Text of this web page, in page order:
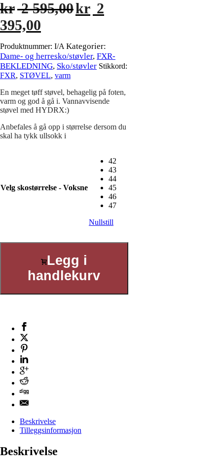
kr2 595,00 Opprinnelig
pris
kr 2
395,00pris
kr 2
395,00.
Produktnummer: I/A Kategorier:
Dame- og herresko/støvler, FXR-
BEKLEDNING, Sko/støvler Stikkord:
FXR, STØVEL, varm
En meget tøff støvel, behagelig på foten,
varm og god å gå i. Vannavvisende
støvel med HYDRX:)
Anbefales å gå opp i størrelse dersom du
skal ha tykk ullsokk i
Velg skostørrelse - Voksne
42
43
44
45
46
47
Nullstill
Legg i
handlekurv
Beskrivelse
Tilleggsinformasjon
Beskrivelse